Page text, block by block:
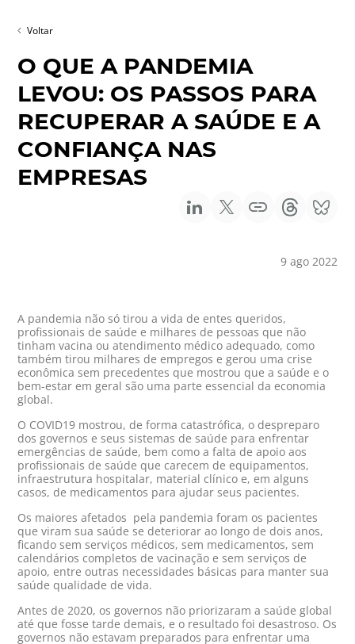
Voltar
O QUE A PANDEMIA
LEVOU: OS PASSOS PARA
RECUPERAR A SAÚDE E A
CONFIANÇA NAS
EMPRESAS
9 ago 2022
A pandemia não só tirou a vida de entes queridos,
profissionais de saúde e milhares de pessoas que não
tinham vacina ou atendimento médico adequado, como
também tirou milhares de empregos e gerou uma crise
econômica sem precedentes que mostrou que a saúde e o
bem-estar em geral são uma parte essencial da economia
global.
O COVID19 mostrou, de forma catastrófica, o despreparo
dos governos e seus sistemas de saúde para enfrentar
emergências de saúde, bem como a falta de apoio aos
profissionais de saúde que carecem de equipamentos,
infraestrutura hospitalar, material clínico e, em alguns
casos, de medicamentos para ajudar seus pacientes.
Os maiores afetados pela pandemia foram os pacientes
que viram sua saúde se deteriorar ao longo de dois anos,
ficando sem serviços médicos, sem medicamentos, sem
calendários completos de vacinação e sem serviços de
apoio, entre outras necessidades básicas para manter sua
saúde qualidade de vida.
Antes de 2020, os governos não priorizaram a saúde global
até que fosse tarde demais, e o resultado foi desastroso. Os
governos não estavam preparados para enfrentar uma